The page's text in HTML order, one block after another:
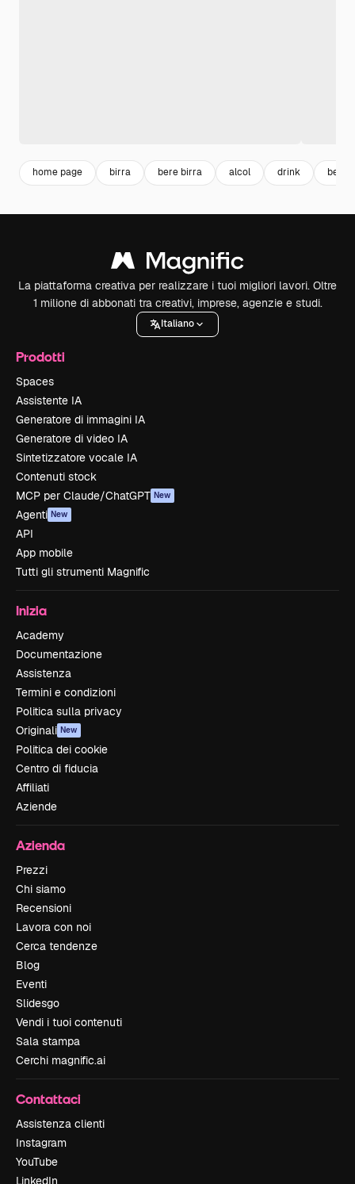
home page birra bere birra alcol drink
La piattaforma creativa per realizzare i tuoi migliori lavori. Oltre
1 milione di abbonati tra creativi, imprese, agenzie e studi.
Italiano
Prodotti
Spaces
Assistente IA
Generatore di immagini IA
Generatore di video IA
Sintetizzatore vocale IA
Contenuti stock
MCP per Claude/ChatGPT New
Agenti New
API
App mobile
Tutti gli strumenti Magnific
Inizia
Academy
Documentazione
Assistenza
Termini e condizioni
Politica sulla privacy
Originali New
Politica dei cookie
Centro di fiducia
Affiliati
Aziende
Azienda
Prezzi
Chi siamo
Recensioni
Lavora con noi
Cerca tendenze
Blog
Eventi
Slidesgo
Vendi i tuoi contenuti
Sala stampa
Cerchi magnific.ai
Contattaci
Assistenza clienti
Instagram
YouTube
LinkedIn